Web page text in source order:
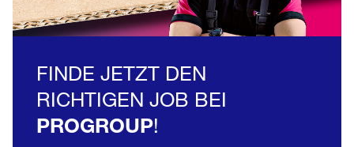
FINDE JETZT DEN
RICHTIGEN JOB BEI
PROGROUP!